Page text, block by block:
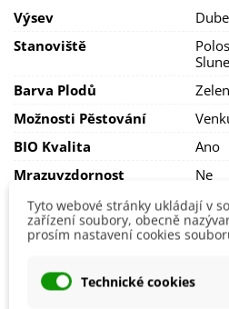
můžeme jako ochranu před
textilií.
půdou . Spon by měl být 50 x 100
okurkyvyvazovat do sítí
Výsev
Stanoviště
Barva Plodů
Možnosti Pěstování
BIO Kvalita
Ano
Mrazuvzdornost
Ne
Výrobce
Odrůda
Tyto webové stránky ukládají v
zařízení soubory, obecně
prosím nastavení cookies
Technické cookies